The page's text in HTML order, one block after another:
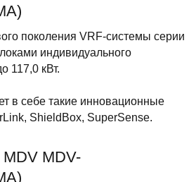
поколения VRF-системы серии
индивидуального
117,0 кВт.
в себе такие инновационные
ShieldBox, SuperSense.
MDV-